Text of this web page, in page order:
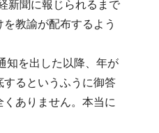
新聞に報じられるまで
教諭が配布するよう
知を出した以降、年が
るというふうに御答
ありません。本当に